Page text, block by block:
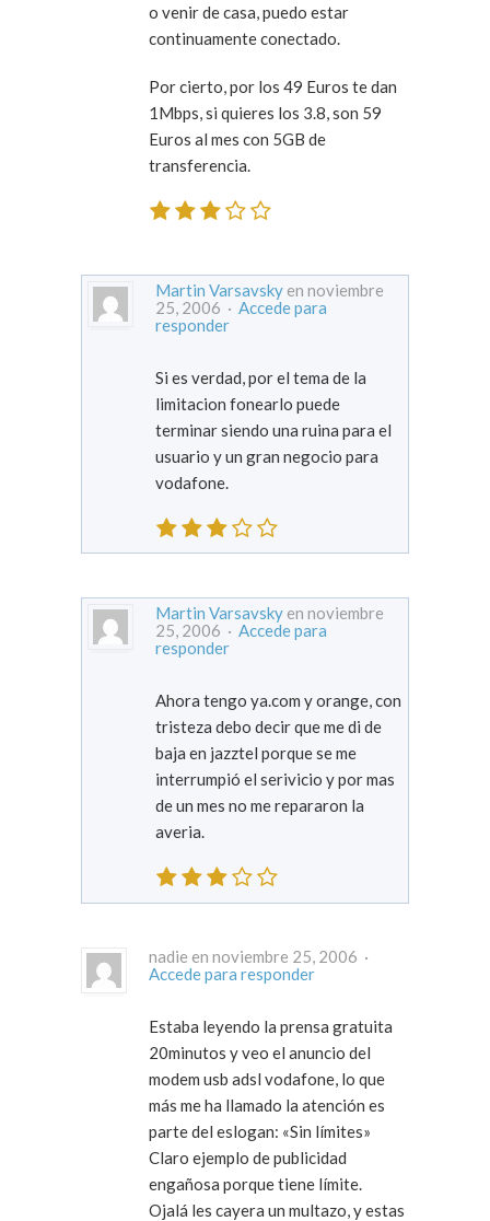
o venir de casa, puedo estar
continuamente conectado.
Por cierto, por los 49 Euros te dan
1Mbps, si quieres los 3.8, son 59
Euros al mes con 5GB de
transferencia.
Martin Varsavsky en noviembre
25, 2006 · Accede para
responder
Si es verdad, por el tema de la
limitacion fonearlo puede
terminar siendo una ruina para el
usuario y un gran negocio para
vodafone.
Martin Varsavsky en noviembre
25, 2006 · Accede para
responder
Ahora tengo ya.com y orange, con
tristeza debo decir que me di de
baja en jazztel porque se me
interrumpió el serivicio y por mas
de un mes no me repararon la
averia.
nadie en noviembre 25, 2006 ·
Accede para responder
Estaba leyendo la prensa gratuita
20minutos y veo el anuncio del
modem usb adsl vodafone, lo que
más me ha llamado la atención es
parte del eslogan: «Sin límites»
Claro ejemplo de publicidad
engañosa porque tiene límite.
Ojalá les cayera un multazo, y estas